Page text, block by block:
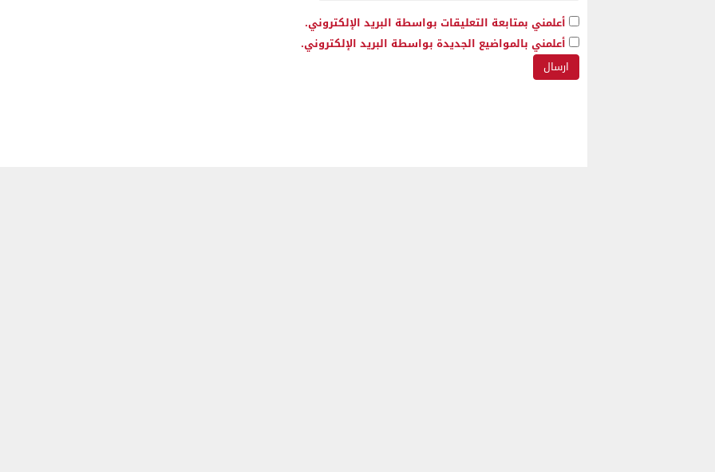
أعلمني بمتابعة التعليقات بواسطة البريد الإلكتروني.
أعلمني بالمواضيع الجديدة بواسطة البريد الإلكتروني.